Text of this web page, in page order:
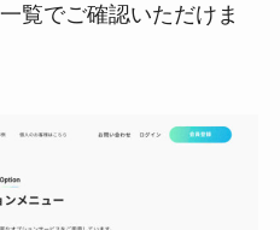
覧でご確認いただけま